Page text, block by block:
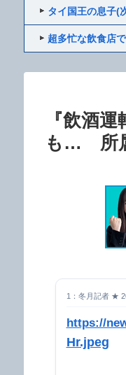
タイ国王の息子(
超多忙な飲食店
『飲酒
も… 所
1：冬月記者 ★
https://
Hr.jpeg